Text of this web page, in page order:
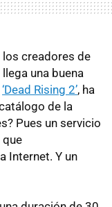
los creadores de
una buena
‘Dead Rising 2’, ha
de la
Pues un servicio
que
Internet. Y un